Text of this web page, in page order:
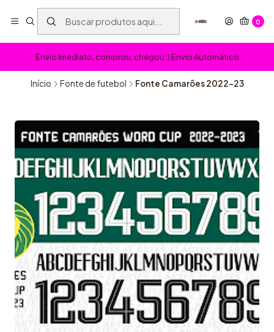
0
Envio Imediato, comprou, chegou :) Envio Automático
Início Fonte de futebol Fonte Camarões 2022-23